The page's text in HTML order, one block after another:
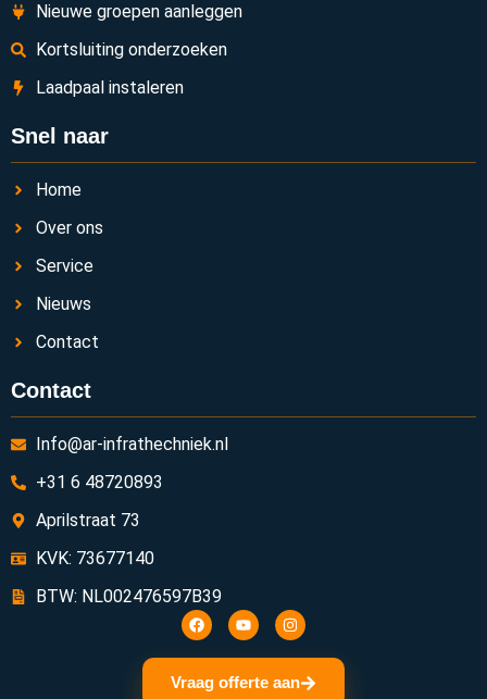
Nieuwe groepen aanleggen
Kortsluiting onderzoeken
Laadpaal instaleren
Snel naar
Home
Over ons
Service
Nieuws
Contact
Contact
Info@ar-infrathechniek.nl
+31 6 48720893
Aprilstraat 73
KVK: 73677140
BTW: NL002476597B39
Vraag offerte aan